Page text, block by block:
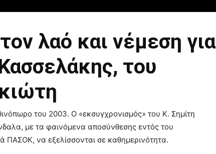
λαό και νέμεση για
του
του 2003. Ο «εκσυγχρονισμός» του Κ. Σημίτη
με τα φαινόμενα αποσύνθεσης εντός του
να εξελίσσονται σε καθημερινότητα.